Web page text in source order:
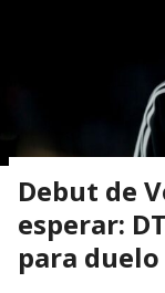
Debut de
esperar:
para